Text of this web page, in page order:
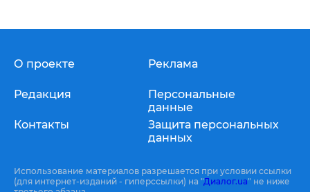
О проекте
Редакция
Контакты
Реклама
Персональные
данные
Защита персональных
данных
Использование материалов разрешается при условии ссылки
(для интернет-изданий - гиперссылки) на "Диалог.ua" не ниже